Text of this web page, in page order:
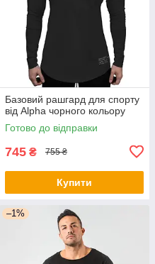
Базовий рашгард для спорту
від Alpha чорного кольору
Готово до відправки
745 ₴ 755 ₴
Купити
–1%